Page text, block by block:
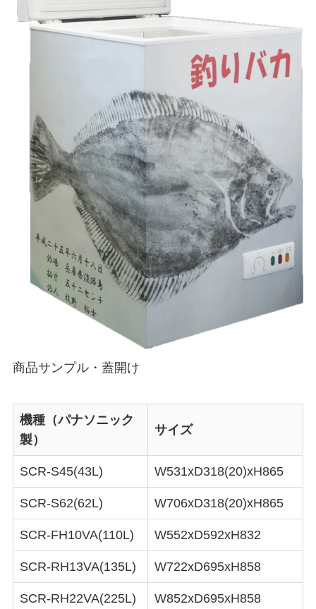
商品サンプル・蓋開け
機種（パナソニック
製）
サイズ
SCR-S45(43L) W531xD318(20)xH865
SCR-S62(62L) W706xD318(20)xH865
SCR-FH10VA(110L) W552xD592xH832
SCR-RH13VA(135L) W722xD695xH858
SCR-RH22VA(225L) W852xD695xH858